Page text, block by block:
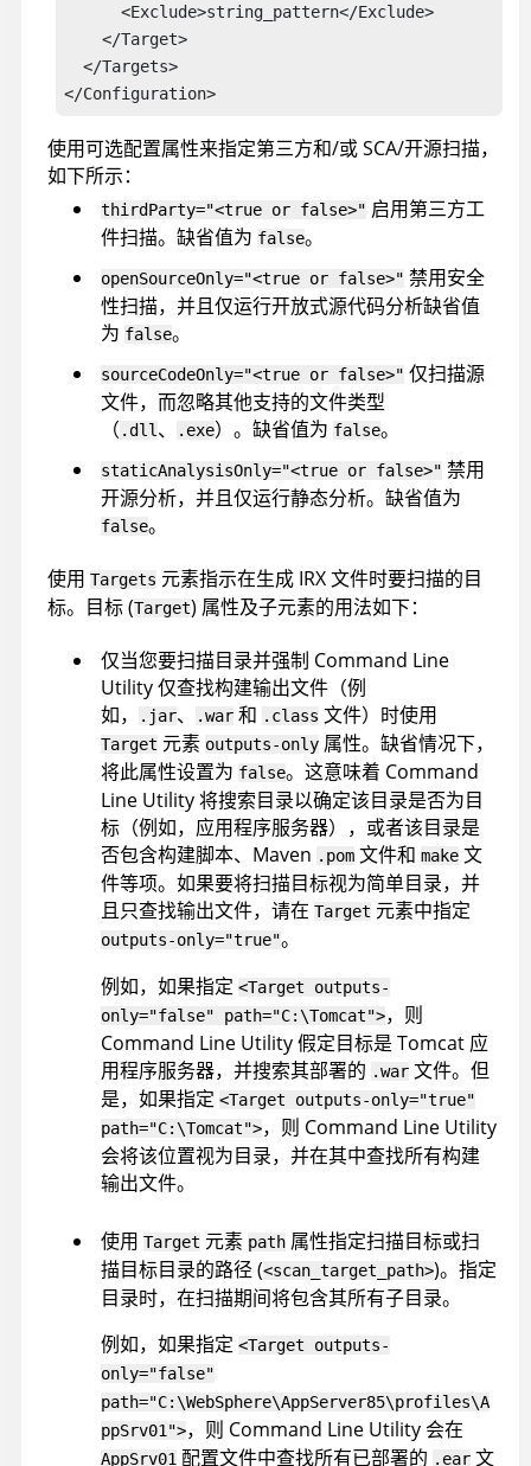
      <Exclude>string_pattern</Exclude>
    </Target>
  </Targets>
</Configuration>
使用可选配置属性来指定第三方和/或 SCA/开源扫描，
如下所示：
thirdParty="<true or false>" 启用第三方工
件扫描。缺省值为 false。
openSourceOnly="<true or false>" 禁用安全
性扫描，并且仅运行开放式源代码分析缺省值
为 false。
sourceCodeOnly="<true or false>" 仅扫描源
文件，而忽略其他支持的文件类型
（ .dll 、 .exe）。缺省值为 false。
staticAnalysisOnly="<true or false>" 禁用
开源分析，并且仅运行静态分析。缺省值为
false。
使用 Targets 元素指示在生成 IRX文件时要扫描的目
标。目标 (Target) 属性及子元素的用法如下：
仅当您要扫描目录并强制 Command Line
Utility仅查找构建输出文件（例
如，
.jar、 .war 和 .class 文件）时使用
Target 元素 outputs-only 属性。缺省情况下，
将此属性设置为 false。这意味着 Command
Line Utility将搜索目录以确定该目录是否为目
标（例如，应用程序服务器），或者该目录是
否包含构建脚本、Maven .pom 文件和 make 文
件等项。如果要将扫描目标视为简单目录，并
且只查找输出文件，请在 Target 元素中指定
outputs-only="true"。
例如，如果指定 <Target outputs-
only="false" path="C:\Tomcat">，则
Command Line Utility假定目标是 Tomcat 应
用程序服务器，并搜索其部署的 .war 文件。但
是，如果指定 <Target outputs-only="true"
path="C:\Tomcat">，则 Command Line Utility
会将该位置视为目录，并在其中查找所有构建
输出文件。
使用 Target 元素 path 属性指定扫描目标或扫
描目标目录的路径 (<scan_target_path>)。指定
目录时，在扫描期间将包含其所有子目录。
例如，如果指定 <Target outputs-
only="false"
path="C:\WebSphere\AppServer85\profiles\A
ppSrv01">，则 Command Line Utility 会在
AppSrv01 配置文件中查找所有已部署的 .ear 文